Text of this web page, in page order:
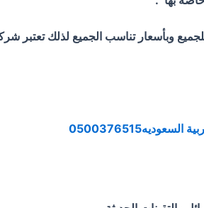
وبأسعار تناسب الجميع لذلك